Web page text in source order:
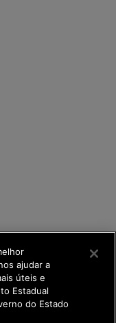
ajudar a
úteis e
Estadual
do Estado